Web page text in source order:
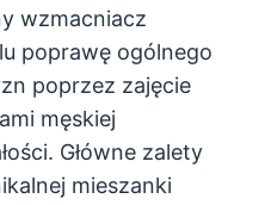
wzmacniacz
poprawę ogólnego
poprzez zajęcie
męskiej
Główne zalety
mieszanki